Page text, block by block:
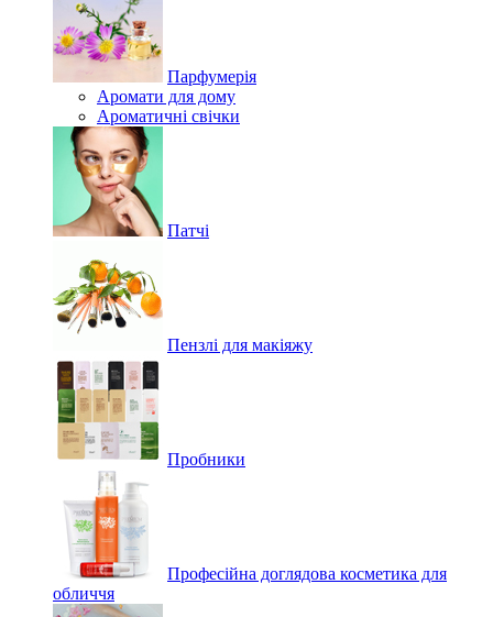
Парфумерія
Аромати для дому
Ароматичні свічки
Патчі
Пензлі для макіяжу
Пробники
Професійна доглядова косметика для
обличчя